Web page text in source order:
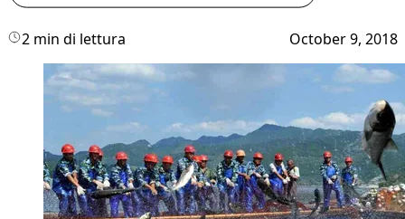
2 min di lettura October 9, 2018